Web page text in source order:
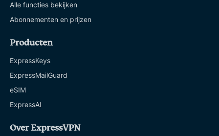
Alle functies bekijken
Abonnementen en prijzen
Producten
ExpressKeys
ExpressMailGuard
eSIM
ExpressAI
Over ExpressVPN